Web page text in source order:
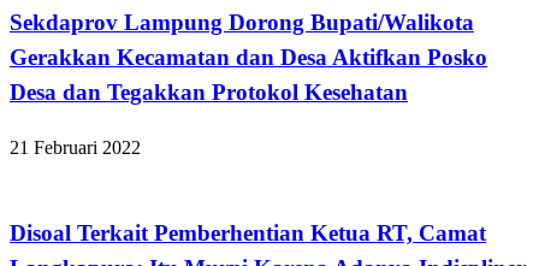
Sekdaprov Lampung Dorong Bupati/Walikota
Gerakkan Kecamatan dan Desa Aktifkan Posko
Desa dan Tegakkan Protokol Kesehatan
21 Februari 2022
Disoal Terkait Pemberhentian Ketua RT, Camat